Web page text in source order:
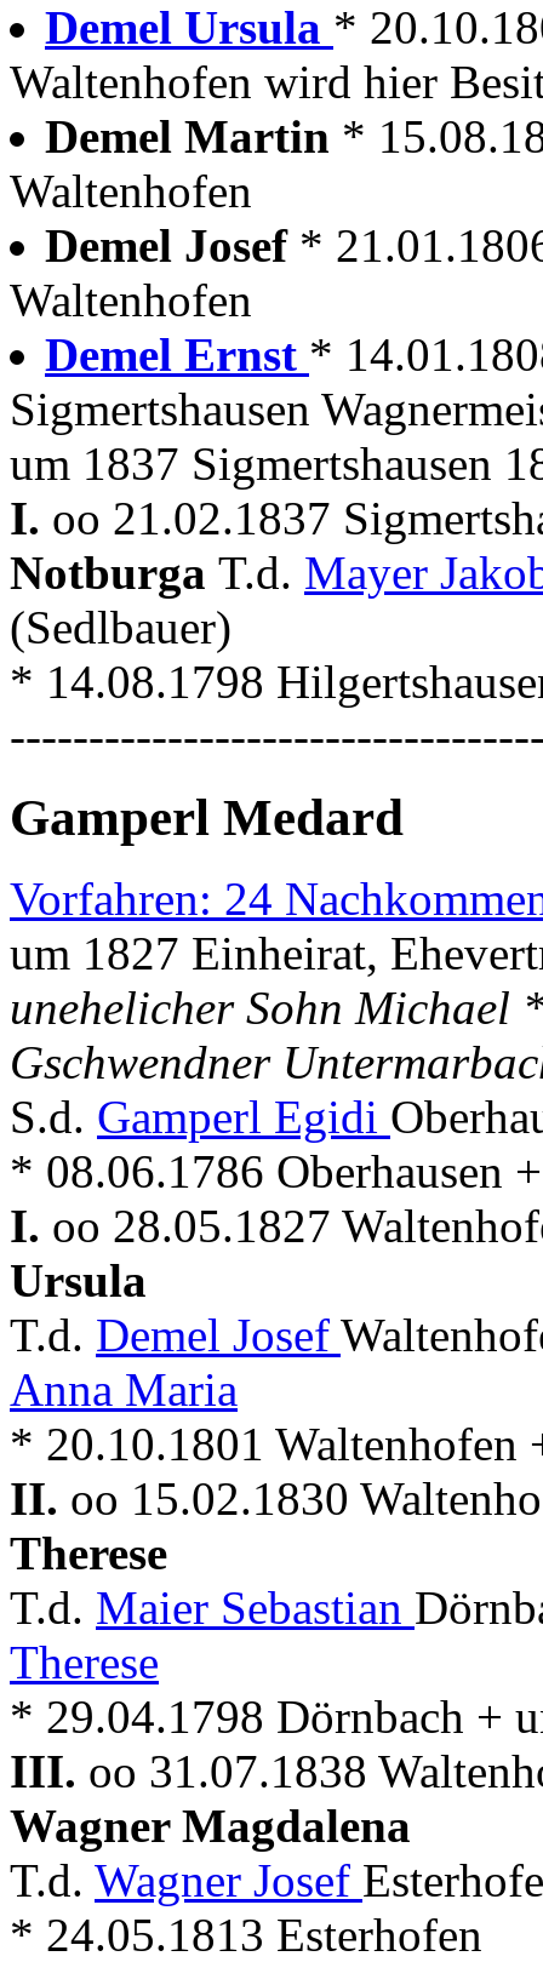
Demel Ursula *
Waltenhofen wird hier
Demel Martin *
Waltenhofen
Demel Josef *
Waltenhofen
Demel Ernst *
Sigmertshausen
um 1837 Sigmertshausen
I. oo 21.02.1837
Notburga T.d. Mayer
(Sedlbauer)
* 14.08.1798
Gamperl Medard
Vorfahren: 24
um 1827 Einheirat,
unehelicher Sohn Michael
Gschwendner
S.d. Gamperl Egidi
* 08.06.1786 Oberhausen
I. oo 28.05.1827
Ursula
T.d. Demel Josef
Anna Maria
* 20.10.1801 Waltenhofen
II. oo 15.02.1830
Therese
T.d. Maier Sebastian
Therese
* 29.04.1798 Dörnbach +
III. oo 31.07.1838
Wagner Magdalena
T.d. Wagner Josef
* 24.05.1813 Esterhofen